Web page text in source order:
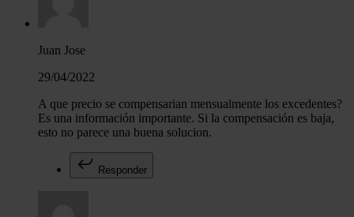
Juan Jose
29/04/2022
A que precio se compensarian mensualmente los excedentes?
Es una información importante. Si la compensación es baja,
esto no parece una buena solucion.
Responder